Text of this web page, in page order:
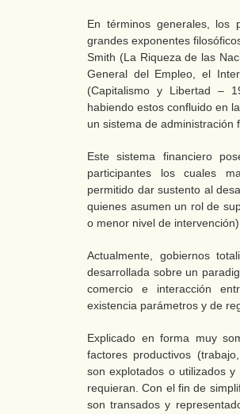
En términos generales, los
grandes exponentes
Smith (La Riqueza de las
General del Empleo, el
(Capitalismo y Libertad –
habiendo estos confluido en
un sistema de administración
Este sistema financiero
participantes los cuales
permitido dar sustento al
quienes asumen un rol de
o menor nivel de
Actualmente, gobiernos
desarrollada sobre un
comercio e interacción
existencia parámetros y de
Explicado en forma muy
factores productivos
son explotados o utilizados
requieran. Con el fin de
son transados y